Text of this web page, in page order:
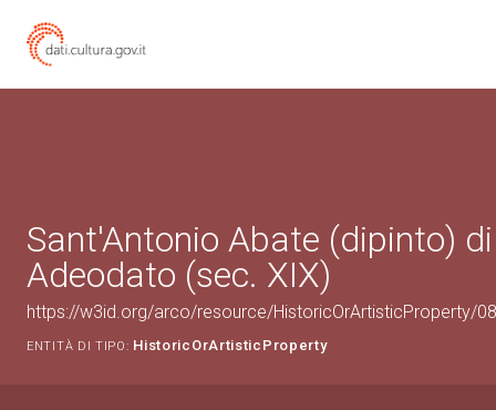
Sant'Antonio Abate (dipinto)
Adeodato (sec. XIX)
https://w3id.org/arco/resource/HistoricOrArtisticProperty/
ENTITÀ DI TIPO: HistoricOrArtisticProperty